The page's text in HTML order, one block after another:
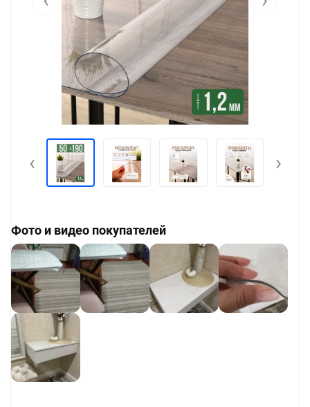
‹ ›
Фото и видео покупателей